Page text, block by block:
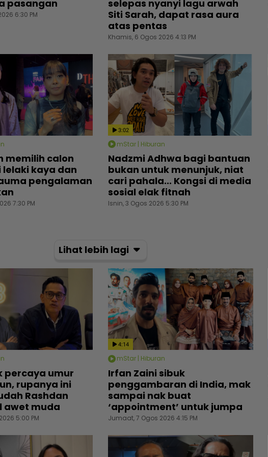
pasangan
6:30 PM
selepas nyanyi lagu arwah
Siti Sarah, dapat rasa aura
atas pentas
Khamis, 6 Ogos 2026 4:13 PM
memilih calon
lelaki kaya dan
pengalaman
7:30 PM
3:02
mStar | Hiburan
Nadzmi Adhwa bagi bantuan
bukan untuk menunjuk, niat
cari pahala... Kongsi di media
sosial elak fitnah
Isnin, 3 Ogos 2026 5:30 PM
Lihat lebih lagi
percaya umur
rupanya ini
Rashdan
awet muda
5:00 PM
4:14
mStar | Hiburan
Irfan Zaini sibuk
penggambaran di India, mak
sampai nak buat
‘appointment’ untuk jumpa
Jumaat, 7 Ogos 2026 4:15 PM